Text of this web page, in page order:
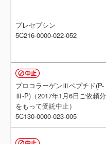
プレセプシン
5C216-0000-022-052
プロコラーゲンⅢペプチド(P-
Ⅲ-P)（2017年1月6日ご依頼分
をもって受託中止）
5C130-0000-023-005
プレセプシン
5C216-0000-022-052
プロコラーゲンⅢペプチド(P-
Ⅲ-P)（2017年1月6日ご依頼分
をもって受託中止）
5C130-0000-023-005